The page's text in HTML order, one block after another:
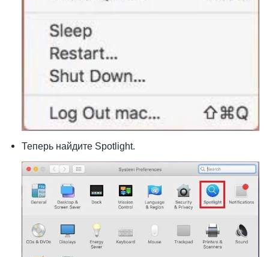
Теперь найдите Spotlight.